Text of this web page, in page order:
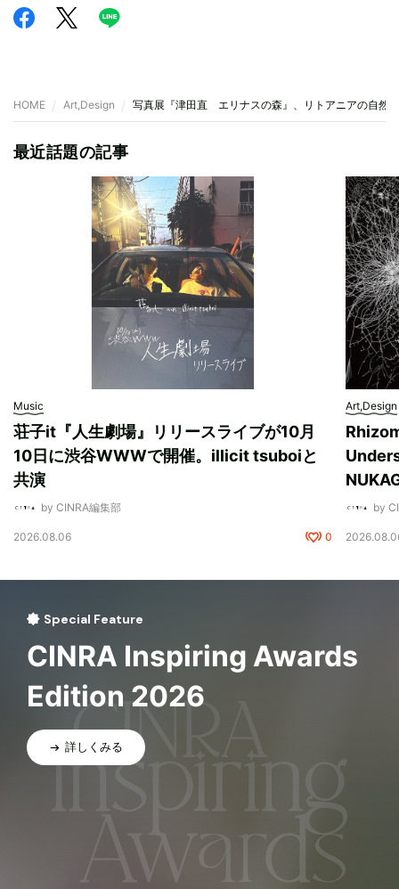
HOME Art,Design 写真展『津田直 エリナスの森』、リトアニアの自然
最近話題の記事
Music
荘子it『人生劇場』リリースライブが10月
10日に渋谷WWWで開催。illicit tsuboiと
共演
by CINRA編集部
2026.08.06 0
Art,Design
by
Special Feature
CINRA Inspiring Awards
Edition 2026
詳しくみる